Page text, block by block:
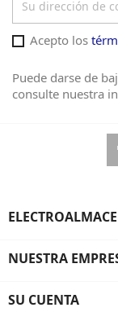
Acepto los
Puede darse de
consulte nuestra
NUESTRA
SU CUENTA